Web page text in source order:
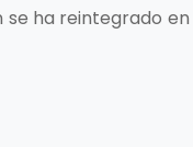
se ha reintegrado